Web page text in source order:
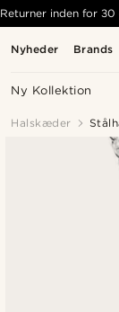
Nyheder Brands
Ny Kollektion
Returner inden for
Halskæder